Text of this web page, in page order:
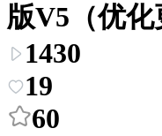
版V5（优化
1430
19
60